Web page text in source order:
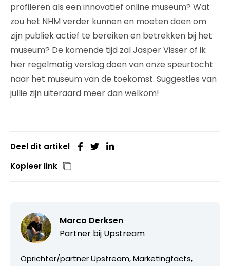
profileren als een innovatief online museum? Wat
zou het NHM verder kunnen en moeten doen om
zijn publiek actief te bereiken en betrekken bij het
museum? De komende tijd zal Jasper Visser of ik
hier regelmatig verslag doen van onze speurtocht
naar het museum van de toekomst. Suggesties van
jullie zijn uiteraard meer dan welkom!
Deel dit artikel
Kopieer link
Marco Derksen
Partner bij Upstream
Oprichter/partner Upstream, Marketingfacts,